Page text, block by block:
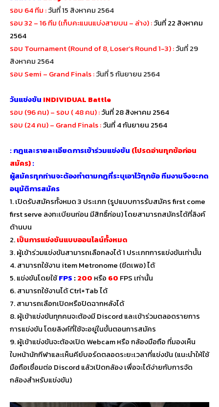
รอบ 64 ทีม :วันที่ 15 สิงหาคม 2564
รอบ32 – 16 ทีม (เก็บคะแนนแบ่งสายบน – ล่าง) :วันที่ 22 สิงหาคม
2564
รอบ Tournament (Round of 8, Loser’s Round 1-3):วันที่ 29
สิงหาคม 2564
รอบ Semi – Grand Finals :วันที่ 5 กันยายน 2564
วันแข่งขัน INDIVIDUAL Battle
รอบ (96 คน) – รอบ ( 48 คน) :วันที่ 28 สิงหาคม 2564
รอบ (24 คน) – Grand Finals :วันที่ 4 กันยายน 2564
: กฎและรายละเอียดการเข้าร่วมแข่งขัน (โปรดอ่านทุกข้อก่อน
สมัคร):
ผู้สมัครทุกท่านจะต้องทำตามกฎที่ระบุเอาไว้ทุกข้อ ทีมงานจึงจะกด
อนุมัติการสมัคร
1. เปิดรับสมัครทั้งหมด 3 ประเภท (รูปแบบการรับสมัคร first come
first serve ลงทะเบียนก่อน มีสิทธิ์ก่อน) โดยสามารถสมัครได้ที่ลิงค์
ด้านบน
2.เป็นการแข่งขันแบบออนไลน์ทั้งหมด
3. ผู้เข้าร่วมแข่งขันสามารถเลือกลงได้ 1 ประเภทการแข่งขันเท่านั้น
4. สามารถใช้งาน item Metronome (ขีดเพอ) ได้
5. แข่งขันโดยใช้FPS :200 หรือ 60 FPS เท่านั้น
6. สามารถใช้งานได้ Ctrl+Tab ได้
7. สามารถเลือกเปิดหรือปิดฉากหลังได้
8. ผู้เข้าแข่งขันทุกคนจะต้องมี Discord และเข้าร่วมตลอดรายการ
การแข่งขัน โดยลิงค์ที่ใช้จะอยู่ในขั้นตอนการสมัคร
9. ผู้เข้าแข่งขันจะต้องเปิด Webcam หรือ กล้องมือถือ ที่มองเห็น
ใบหน้านักกีฬาและเห็นคีย์บอร์ดตลอดระยะเวลาที่แข่งขัน (แนะนำให้ใช้
มือถือเชื่อมต่อ Discord แล้วเปิดกล้อง เพื่อจะได้ง่ายกับการจัด
กล้องสำหรับแข่งขัน)